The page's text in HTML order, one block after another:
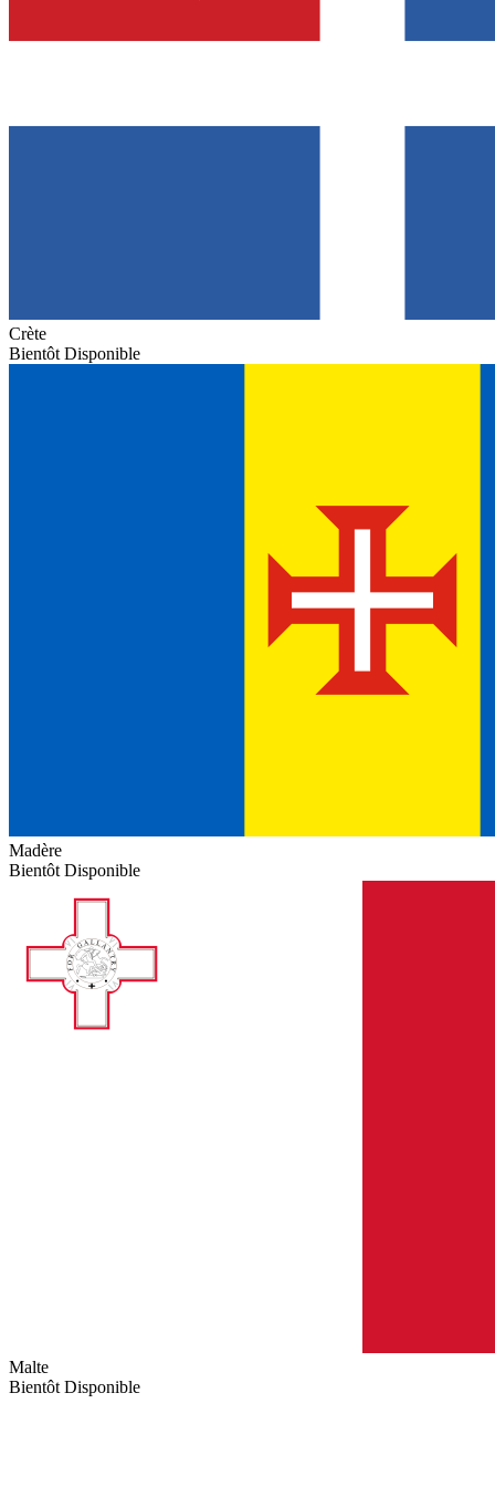
Crète
Bientôt Disponible
Madère
Bientôt Disponible
Malte
Bientôt Disponible